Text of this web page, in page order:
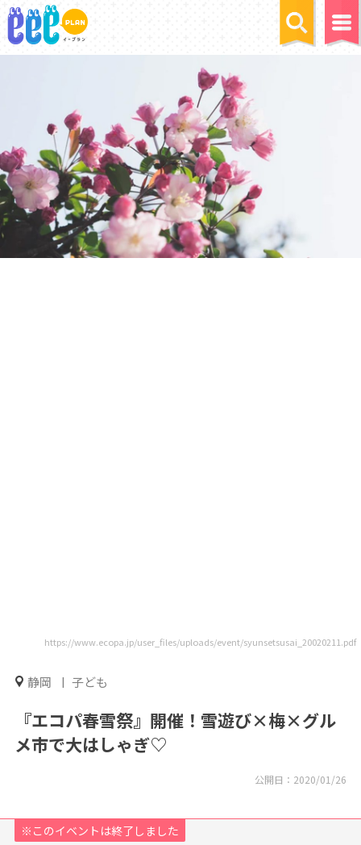
https://www.ecopa.jp/user_files/uploads/event/syunsetsusai_20020211.pdf
静岡 子ども
『エコパ春雪祭』開催！雪遊び×梅×グル
メ市で大はしゃぎ♡
公開日： 2020/01/26
※このイベントは終了しました